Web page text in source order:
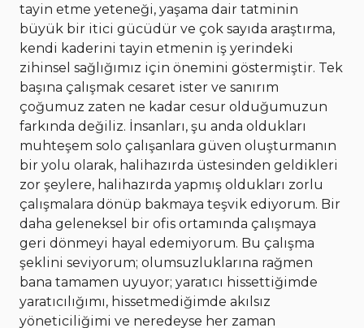
tayin etme yeteneği, yaşama dair tatminin
büyük bir itici gücüdür ve çok sayıda araştırma,
kendi kaderini tayin etmenin iş yerindeki
zihinsel sağlığımız için önemini göstermiştir. Tek
başına çalışmak cesaret ister ve sanırım
çoğumuz zaten ne kadar cesur olduğumuzun
farkında değiliz. İnsanları, şu anda oldukları
muhteşem solo çalışanlara güven oluşturmanın
bir yolu olarak, halihazırda üstesinden geldikleri
zor şeylere, halihazırda yapmış oldukları zorlu
çalışmalara dönüp bakmaya teşvik ediyorum. Bir
daha geleneksel bir ofis ortamında çalışmaya
geri dönmeyi hayal edemiyorum. Bu çalışma
şeklini seviyorum; olumsuzluklarına rağmen
bana tamamen uyuyor; yaratıcı hissettiğimde
yaratıcılığımı, hissetmediğimde akılsız
yöneticiliğimi ve neredeyse her zaman